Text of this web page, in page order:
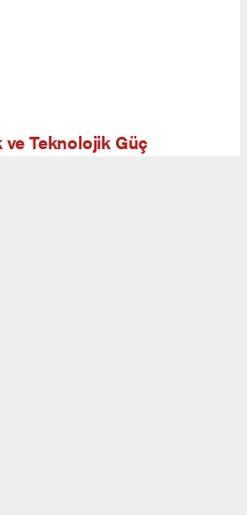
ve Teknolojik Güç